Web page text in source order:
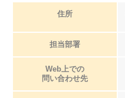
住所
担当部署
Web上での
問い合わせ先